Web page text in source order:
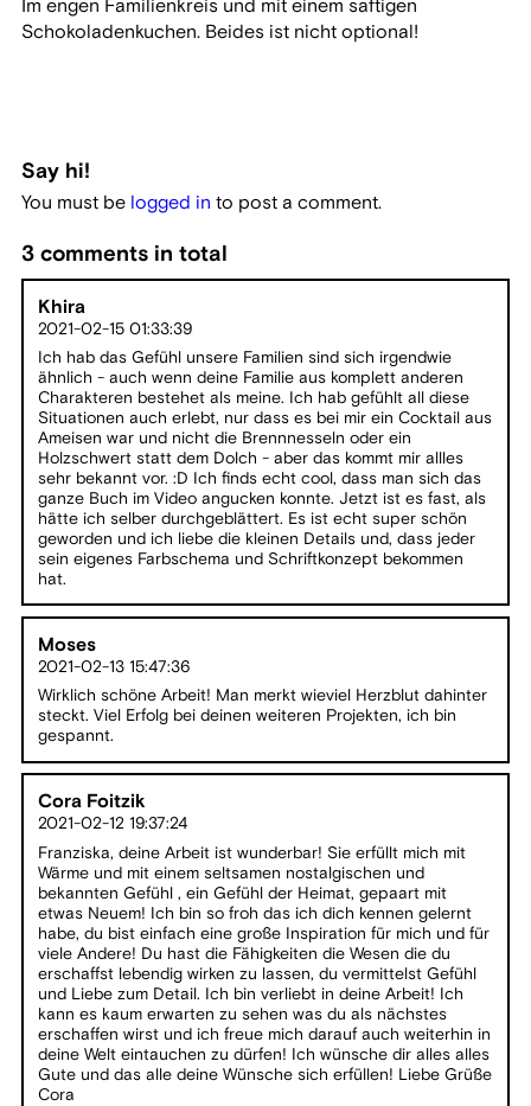
Im engen Familienkreis und mit einem saftigen
Schokoladenkuchen. Beides ist nicht optional!
Say hi!
You must be logged in to post a comment.
3 comments in total
Khira
2021-02-15 01:33:39
Ich hab das Gefühl unsere Familien sind sich irgendwie
ähnlich - auch wenn deine Familie aus komplett anderen
Charakteren bestehet als meine. Ich hab gefühlt all diese
Situationen auch erlebt, nur dass es bei mir ein Cocktail aus
Ameisen war und nicht die Brennnesseln oder ein
Holzschwert statt dem Dolch - aber das kommt mir allles
sehr bekannt vor. :D Ich finds echt cool, dass man sich das
ganze Buch im Video angucken konnte. Jetzt ist es fast, als
hätte ich selber durchgeblättert. Es ist echt super schön
geworden und ich liebe die kleinen Details und, dass jeder
sein eigenes Farbschema und Schriftkonzept bekommen
hat.
Moses
2021-02-13 15:47:36
Wirklich schöne Arbeit! Man merkt wieviel Herzblut dahinter
steckt. Viel Erfolg bei deinen weiteren Projekten, ich bin
gespannt.
Cora Foitzik
2021-02-12 19:37:24
Franziska, deine Arbeit ist wunderbar! Sie erfüllt mich mit
Wärme und mit einem seltsamen nostalgischen und
bekannten Gefühl , ein Gefühl der Heimat, gepaart mit
etwas Neuem! Ich bin so froh das ich dich kennen gelernt
habe, du bist einfach eine große Inspiration für mich und für
viele Andere! Du hast die Fähigkeiten die Wesen die du
erschaffst lebendig wirken zu lassen, du vermittelst Gefühl
und Liebe zum Detail. Ich bin verliebt in deine Arbeit! Ich
kann es kaum erwarten zu sehen was du als nächstes
erschaffen wirst und ich freue mich darauf auch weiterhin in
deine Welt eintauchen zu dürfen! Ich wünsche dir alles alles
Gute und das alle deine Wünsche sich erfüllen! Liebe Grüße
Cora